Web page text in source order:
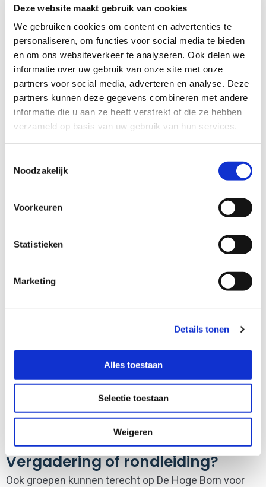
Deze website maakt gebruik van cookies
We gebruiken cookies om content en advertenties te
personaliseren, om functies voor social media te bieden
en om ons websiteverkeer te analyseren. Ook delen we
informatie over uw gebruik van onze site met onze
partners voor social media, adverteren en analyse. Deze
partners kunnen deze gegevens combineren met andere
informatie die u aan ze heeft verstrekt of die ze hebben
verzameld op basis van uw gebruik van hun services.
Noodzakelijk
Voorkeuren
Statistieken
Marketing
Details tonen
Alles toestaan
Selectie toestaan
Weigeren
een mooie plek voor mensen die dagbesteding,
activerend werk of arbeidstherapie zoeken. Werken
op het land is gezond en tastbaar door het contact
met de natuur.
Samenwerking
De Hoge Born werkt veel samen met organisaties uit
de regio zoals Wageningen UR, Creative Garden
Wageningen en zorginstellingen.
Vergadering of rondleiding?
Ook groepen kunnen terecht op De Hoge Born voor